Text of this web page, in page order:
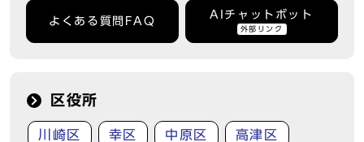
よくある質問FAQ
AIチャットボット
外部リンク
区役所
川崎区 幸区 中原区 高津区